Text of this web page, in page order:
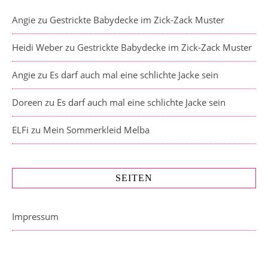
Angie zu Gestrickte Babydecke im Zick-Zack Muster
Heidi Weber zu Gestrickte Babydecke im Zick-Zack Muster
Angie zu Es darf auch mal eine schlichte Jacke sein
Doreen zu Es darf auch mal eine schlichte Jacke sein
ELFi zu Mein Sommerkleid Melba
SEITEN
Impressum